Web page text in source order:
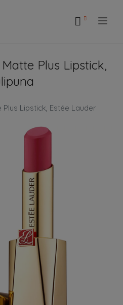
Plus Lipstick,
Lipstick, Estée Lauder